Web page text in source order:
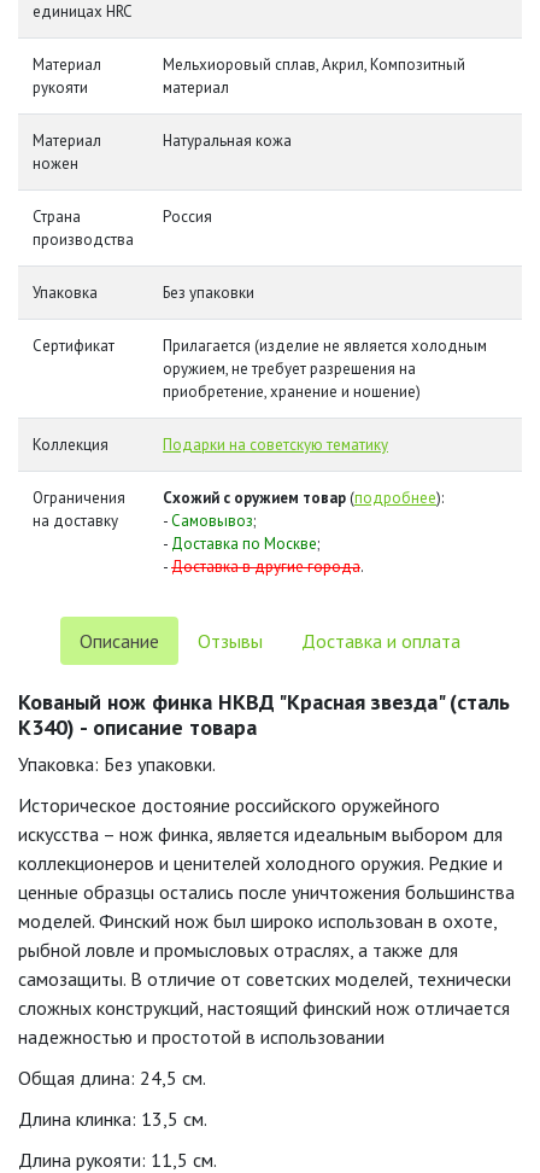
единицах HRC
Материал
рукояти
Мельхиоровый сплав, Акрил, Композитный
материал
Материал
ножен
Натуральная кожа
Страна
производства
Россия
Упаковка Без упаковки
Сертификат
Прилагается (изделие не является холодным
оружием, не требует разрешения на
приобретение, хранение и ношение)
Коллекция Подарки на советскую тематику
Ограничения
на доставку
Схожий с оружием товар(подробнее):
-Самовывоз;
- Доставка по Москве;
-Доставка в другие города.
Описание Отзывы Доставка и оплата
Кованый нож финка НКВД "Красная звезда" (cталь
K340) - описание товара
Упаковка: Без упаковки.
Историческое достояние российского оружейного
искусства – нож финка, является идеальным выбором для
коллекционеров и ценителей холодного оружия. Редкие и
ценные образцы остались после уничтожения большинства
моделей. Финский нож был широко использован в охоте,
рыбной ловле и промысловых отраслях, а также для
самозащиты. В отличие от советских моделей, технически
сложных конструкций, настоящий финский нож отличается
надежностью и простотой в использовании
Общая длина: 24,5 см.
Длина клинка: 13,5 см.
Длина рукояти: 11,5 см.